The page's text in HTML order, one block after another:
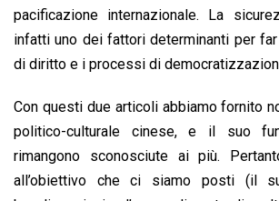
pacificazione internazionale. La
infatti uno dei fattori determinanti per
di diritto e i processi di
Con questi due articoli abbiamo fornito
politico-culturale cinese, e il suo
rimangono sconosciute ai più.
all’obiettivo che ci siamo posti (il